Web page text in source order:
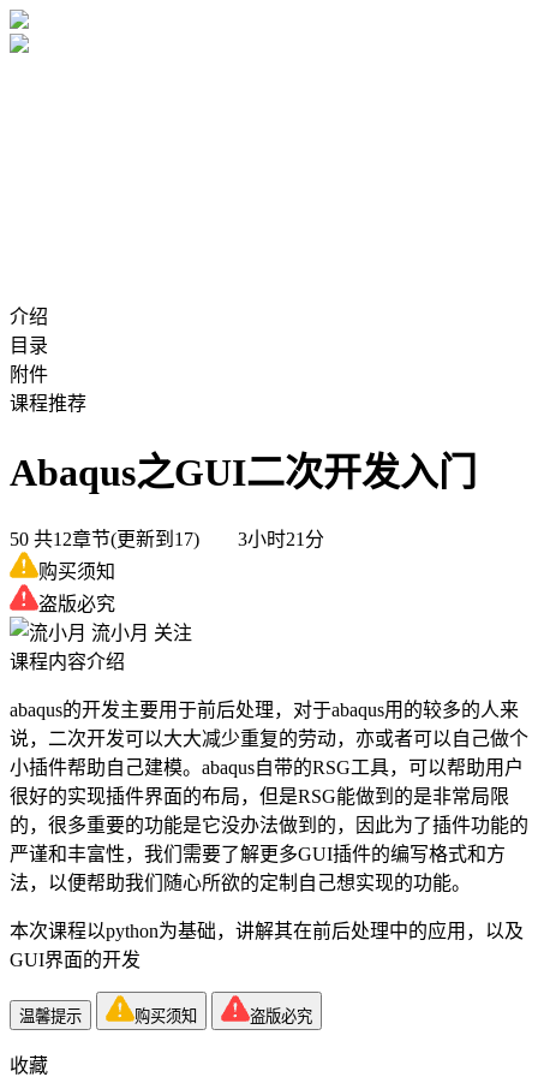
介绍
目录
附件
课程推荐
Abaqus之GUI二次开发入门
50 共12章节(更新到17) 3小时21分
购买须知
盗版必究
流小月 关注
课程内容介绍
abaqus的开发主要用于前后处理，对于abaqus用的较多的人来
说，二次开发可以大大减少重复的劳动，亦或者可以自己做个
小插件帮助自己建模。abaqus自带的RSG工具，可以帮助用户
很好的实现插件界面的布局，但是RSG能做到的是非常局限
的，很多重要的功能是它没办法做到的，因此为了插件功能的
严谨和丰富性，我们需要了解更多GUI插件的编写格式和方
法，以便帮助我们随心所欲的定制自己想实现的功能。
本次课程以python为基础，讲解其在前后处理中的应用，以及
GUI界面的开发
温馨提示 购买须知 盗版必究
收藏